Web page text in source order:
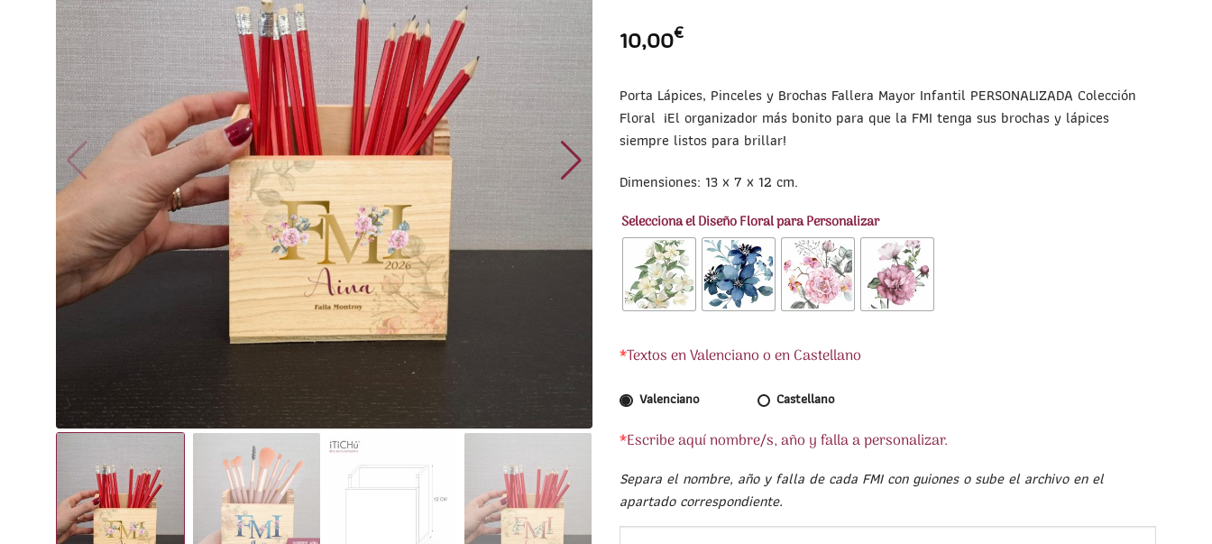
10,00€
Porta Lápices, Pinceles y Brochas Fallera Mayor Infantil PERSONALIZADA Colección
Floral ¡El organizador más bonito para que la FMI tenga sus brochas y lápices
siempre listos para brillar!
Dimensiones: 13 x 7 x 12 cm.
Selecciona el Diseño Floral para Personalizar
*Textos en Valenciano o en Castellano
Valenciano Castellano
*Escribe aquí nombre/s, año y falla a personalizar.
Separa el nombre, año y falla de cada FMI con guiones o sube el archivo en el
apartado correspondiente.